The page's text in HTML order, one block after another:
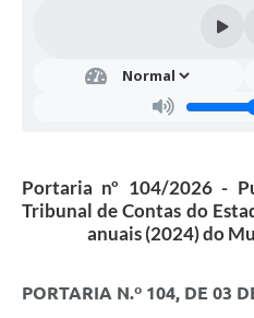
Portaria nº 104/2026 -
Tribunal de Contas do
anuais (2024) do
PORTARIA N.º 104, DE 03